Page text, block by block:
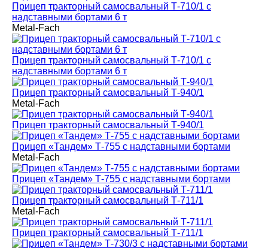
Прицеп тракторный самосвальный Т-710/1 с
надставными бортами 6 т
Metal-Fach
Прицеп тракторный самосвальный Т-710/1 с
надставными бортами 6 т
Прицеп тракторный самосвальный Т-940/1
Metal-Fach
Прицеп тракторный самосвальный Т-940/1
Прицеп «Тандем» Т-755 с надставными бортами
Metal-Fach
Прицеп «Тандем» Т-755 с надставными бортами
Прицеп тракторный самосвальный Т-711/1
Metal-Fach
Прицеп тракторный самосвальный Т-711/1